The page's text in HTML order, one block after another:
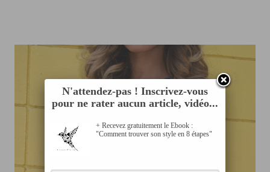
N'attendez-pas ! Inscrivez-vous
pour ne rater aucun article, vidéo...
+ Recevez gratuitement le Ebook :
"Comment trouver son style en 8 étapes"